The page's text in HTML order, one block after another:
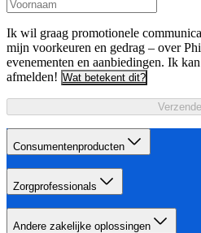
Ik wil graag promotionele
mijn voorkeuren en gedrag – over
evenementen en aanbiedingen. Ik
afmelden! Wat betekent dit?
Consumentenproducten
Zorgprofessionals
Andere zakelijke oplossingen